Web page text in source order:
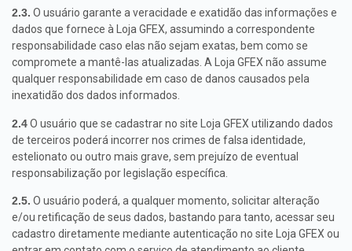
2.3. O usuário garante a veracidade e exatidão das informações e
dados que fornece à Loja GFEX, assumindo a correspondente
responsabilidade caso elas não sejam exatas, bem como se
compromete a mantê-las atualizadas. A Loja GFEX não assume
qualquer responsabilidade em caso de danos causados pela
inexatidão dos dados informados.
2.4O usuário que se cadastrar no site Loja GFEX utilizando dados
de terceiros poderá incorrer nos crimes de falsa identidade,
estelionato ou outro mais grave, sem prejuízo de eventual
responsabilização por legislação específica.
2.5. O usuário poderá, a qualquer momento, solicitar alteração
e/ou retificação de seus dados, bastando para tanto, acessar seu
cadastro diretamente mediante autenticação no site Loja GFEX ou